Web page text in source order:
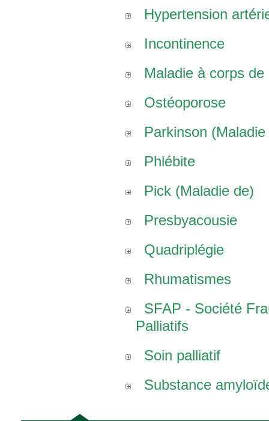
Hypertension
Incontinence
Maladie à corps de
Ostéoporose
Parkinson (Maladie
Phlébite
Pick (Maladie de)
Presbyacousie
Quadriplégie
Rhumatismes
SFAP - Société
Palliatifs
Soin palliatif
Substance